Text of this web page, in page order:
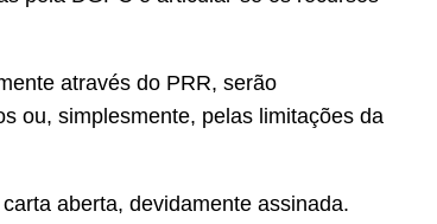
através do PRR, serão
ou, simplesmente, pelas limitações da
aberta, devidamente assinada.